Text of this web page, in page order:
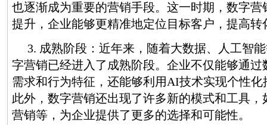
也逐渐成为重要的营销手段。这一时期，数字营
提升，企业能够更精准地定位目标客户，提高转
3. 成熟阶段：近年来，随着大数据、人工智
字营销已经进入了成熟阶段。企业不仅能够通过
需求和行为特征，还能够利用AI技术实现个性
此外，数字营销还出现了许多新的模式和工具
营销等，为企业提供了更多的选择和可能性。